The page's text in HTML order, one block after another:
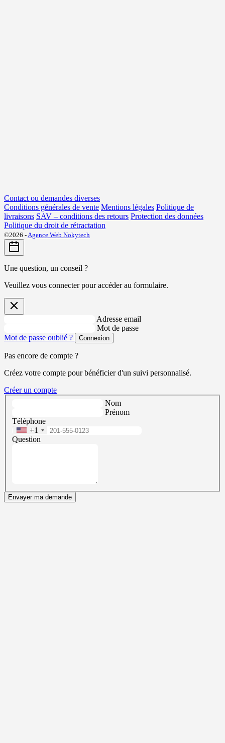
Contact ou demandes diverses
Conditions générales de vente Mentions légales Politique de
livraisons SAV – conditions des retours Protection des données
Politique du droit de rétractation
©2026 -Agence Web Nokytech
Une question, un conseil ?
Veuillez vous connecter pour accéder au formulaire.
Adresse email
Mot de passe
Mot de passe oublié ?
Connexion
Pas encore de compte ?
Créez votre compte pour bénéficier d'un suivi personnalisé.
Créer un compte
Nom
Prénom
Téléphone
+1
Question
Envayer ma demande